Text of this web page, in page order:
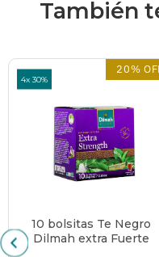
También
4x 30%
20%
10 bolsitas Te Negro
Dilmah extra Fuerte